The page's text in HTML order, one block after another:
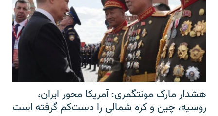
هشدار مارک مونتگمری: آمریکا محور ایران،
روسیه، چین و کره شمالی را دست‌کم گرفته است